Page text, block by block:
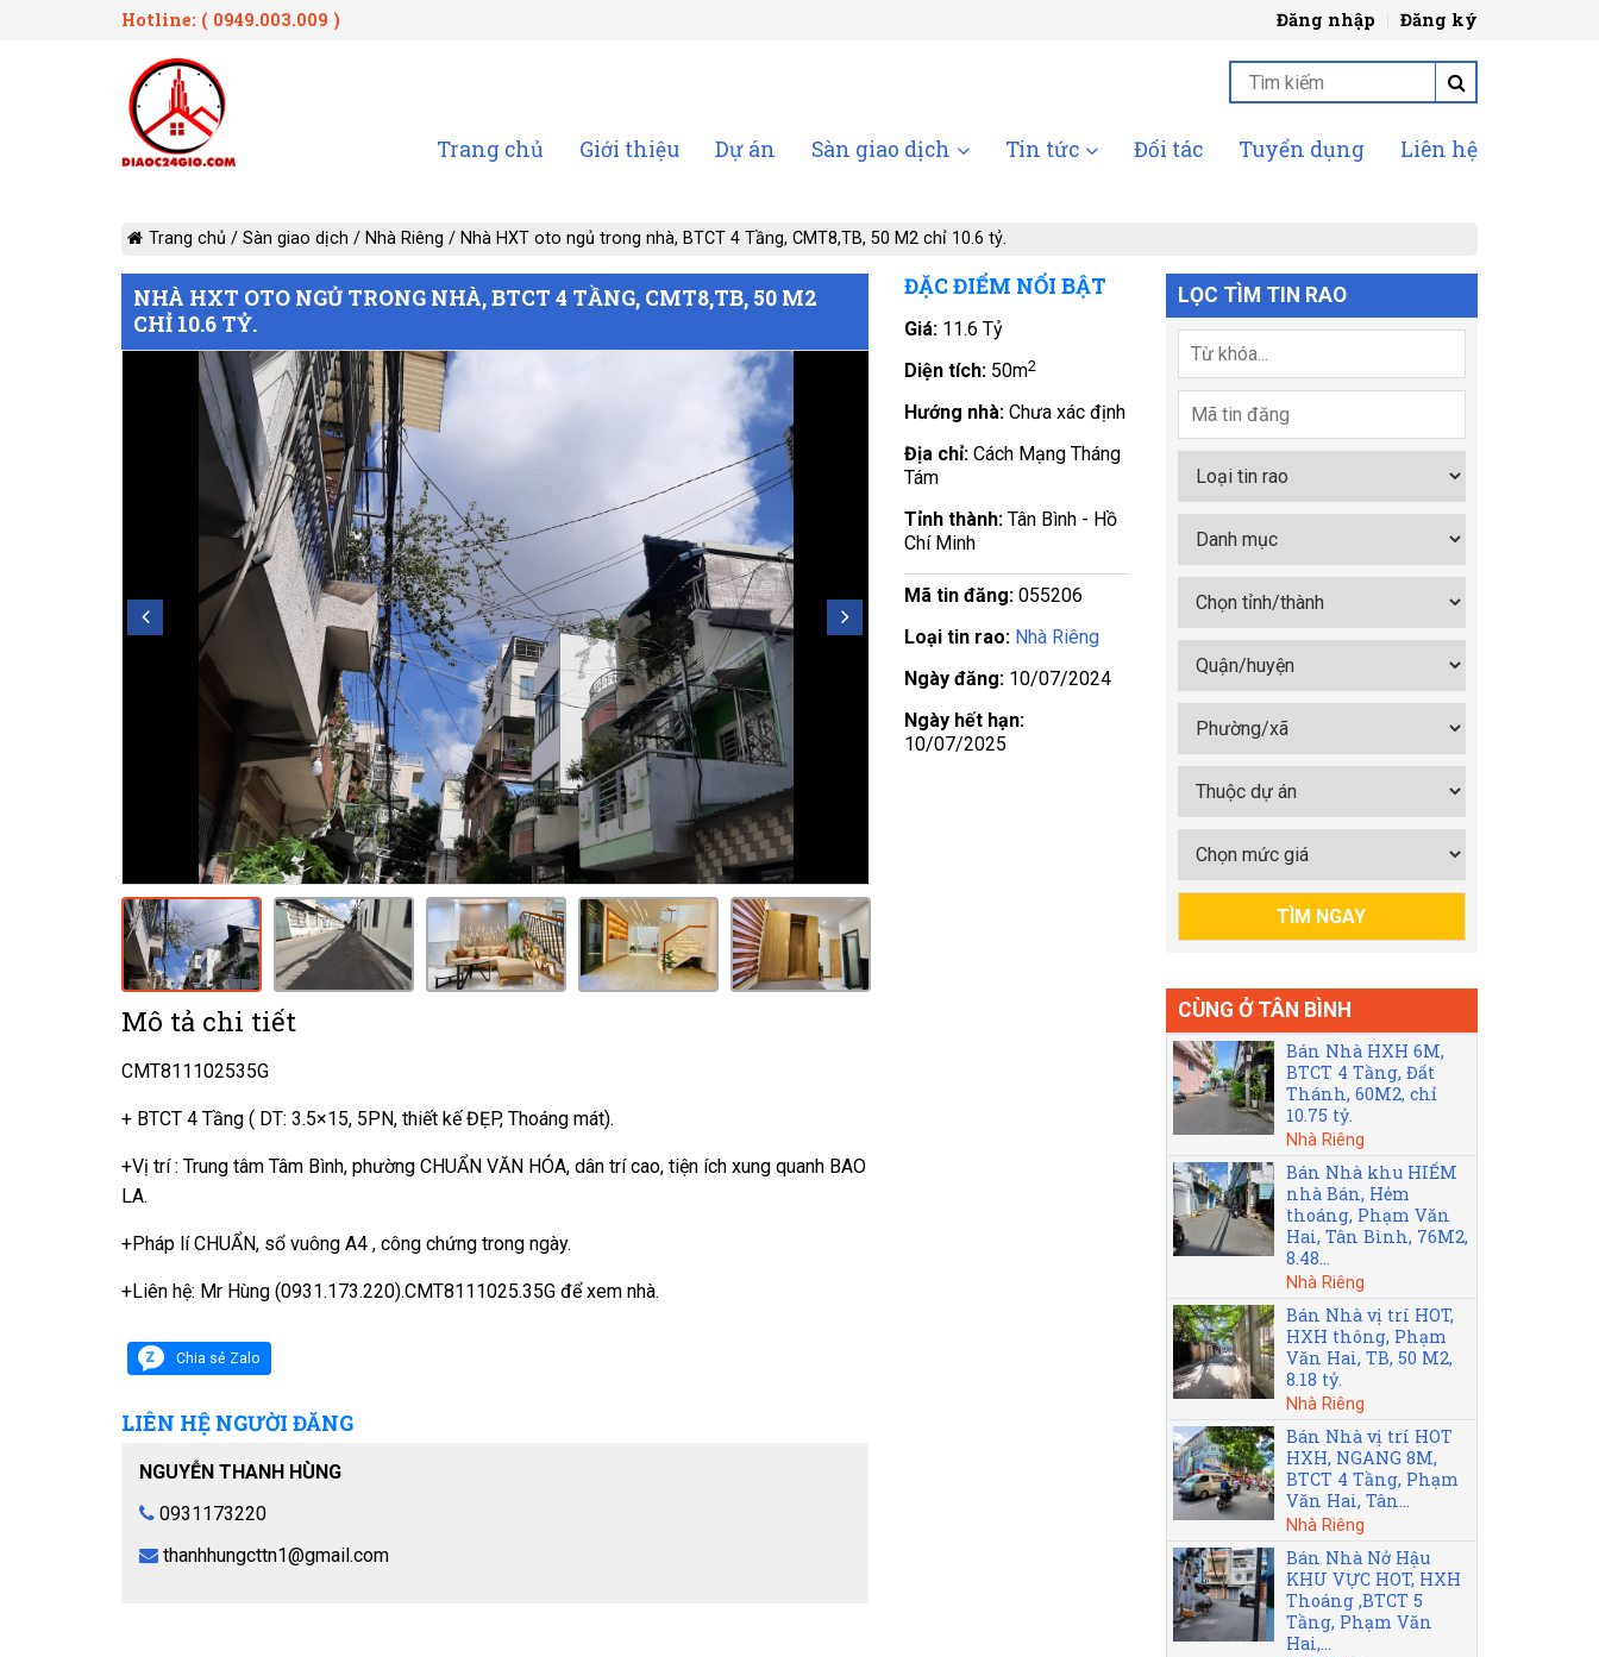
Hotline: ( 0949.003.009 ) Đăng nhập Đăng ký
Trang chủ Giới thiệu Dự án Sàn giao dịch Tin tức Đối tác Tuyển dụng Liên hệ
Trang chủ / Sàn giao dịch / Nhà Riêng / Nhà HXT oto ngủ trong nhà, BTCT 4 Tầng, CMT8,TB, 50 M2 chỉ 10.6 tỷ.
NHÀ HXT OTO NGỦ TRONG NHÀ, BTCT 4 TẦNG, CMT8,TB, 50 M2
CHỈ 10.6 TỶ.
Mô tả chi tiết
CMT811102535G
+ BTCT 4 Tầng ( DT: 3.5×15, 5PN, thiết kế ĐẸP, Thoáng mát).
+Vị trí : Trung tâm Tâm Bình, phường CHUẨN VĂN HÓA, dân trí cao, tiện ích xung quanh BAO
LA.
+Pháp lí CHUẨN, sổ vuông A4 , công chứng trong ngày.
+Liên hệ: Mr Hùng (0931.173.220).CMT8111025.35G để xem nhà.
Chia sẻ Zalo
LIÊN HỆ NGƯỜI ĐĂNG
NGUYỄN THANH HÙNG
0931173220
thanhhungcttn1@gmail.com
ĐẶC ĐIỂM NỔI BẬT
Giá: 11.6 Tỷ
Diện tích: 50m2
Hướng nhà:Chưa xác định
Địa chỉ:Cách Mạng Tháng
Tám
Tỉnh thành:Tân Bình - Hồ
Chí Minh
Mã tin đăng:055206
Loại tin rao: Nhà Riêng
Ngày đăng: 10/07/2024
Ngày hết hạn:
10/07/2025
LỌC TÌM TIN RAO
CÙNG Ở TÂN BÌNH
Bán Nhà HXH 6M,
BTCT 4 Tầng, Đất
Thánh, 60M2, chỉ
10.75 tỷ.
Nhà Riêng
Bán Nhà khu HIẾM
nhà Bán, Hẻm
thoáng, Phạm Văn
Hai, Tân Bình, 76M2,
8.48...
Nhà Riêng
Bán Nhà vị trí HOT,
HXH thông, Phạm
Văn Hai, TB, 50 M2,
8.18 tỷ.
Nhà Riêng
Bán Nhà vị trí HOT
HXH, NGANG 8M,
BTCT 4 Tầng, Phạm
Văn Hai, Tân...
Nhà Riêng
Bán Nhà Nở Hậu
KHU VỰC HOT, HXH
Thoáng ,BTCT 5
Tầng, Phạm Văn
Hai,...